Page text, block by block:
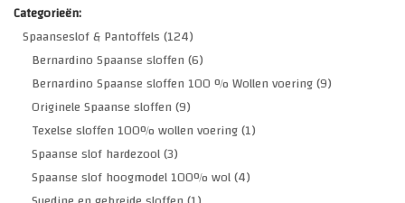
Categorieën:
Spaanseslof & Pantoffels(124)
Bernardino Spaanse sloffen(6)
Bernardino Spaanse sloffen 100 % Wollen voering(9)
Originele Spaanse sloffen(9)
Texelse sloffen 100% wollen voering(1)
Spaanse slof hardezool(3)
Spaanse slof hoogmodel 100% wol(4)